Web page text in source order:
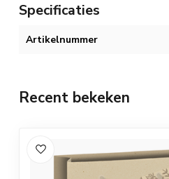
Specificaties
Artikelnummer
Recent bekeken